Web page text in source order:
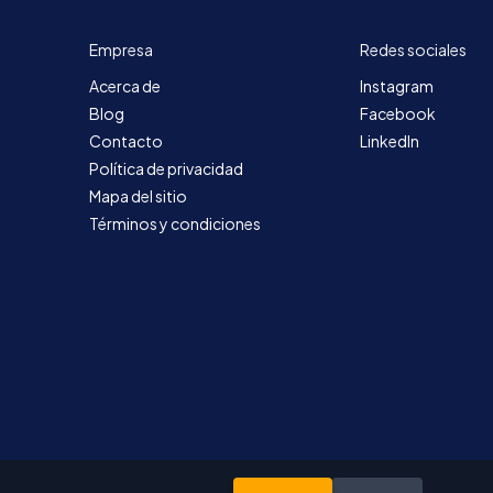
Empresa
Acerca de
Blog
Contacto
Política de privacidad
Mapa del sitio
Términos y condiciones
Redes sociales
Instagram
Facebook
LinkedIn